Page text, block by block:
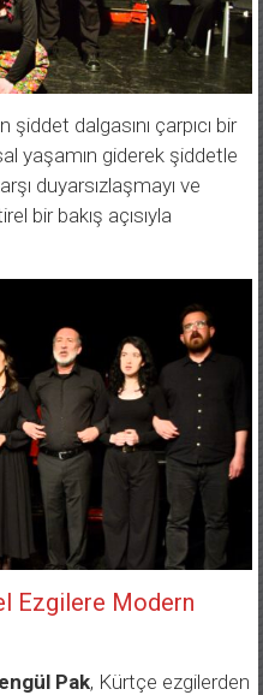
şiddet dalgasını çarpıcı bir
yaşamın giderek şiddetle
duyarsızlaşmayı ve
bir bakış açısıyla
Ezgilere Modern
Pak, Kürtçe ezgilerden